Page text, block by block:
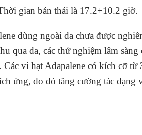
gian bán thải là 17.2+10.2 giờ.
dùng ngoài da chưa được
qua da, các thử nghiệm lâm
vi hạt Adapalene có kích cỡ
ứng, do đó tăng cường tác dạng